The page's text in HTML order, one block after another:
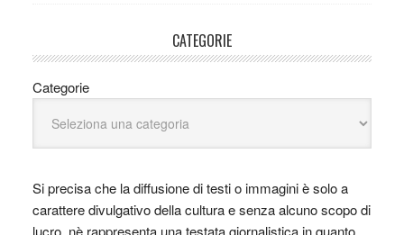
CATEGORIE
Categorie
Si precisa che la diffusione di testi o immagini è solo a
carattere divulgativo della cultura e senza alcuno scopo di
lucro, nè rappresenta una testata giornalistica in quanto